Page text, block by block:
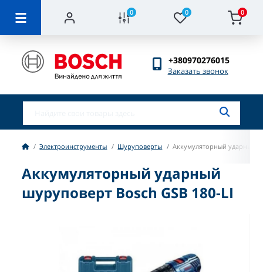
0 0 0
+380970276015
Заказать звонок
Электроинструменты Шуруповерты Аккумуляторный ударный
Аккумуляторный ударный
шуруповерт Bosch GSB 180-LI